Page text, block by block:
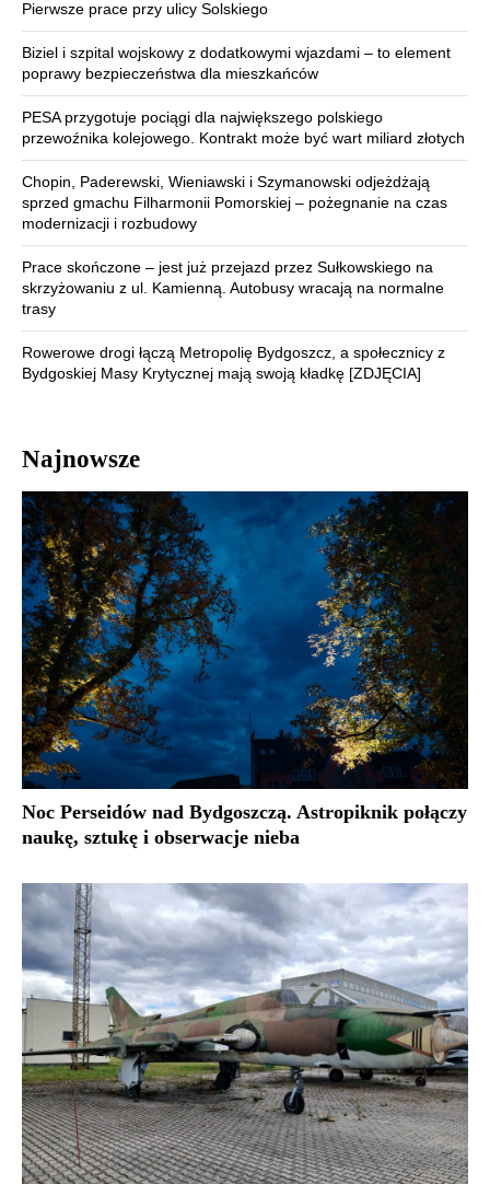
Pierwsze prace przy ulicy Solskiego
Biziel i szpital wojskowy z dodatkowymi wjazdami – to element
poprawy bezpieczeństwa dla mieszkańców
PESA przygotuje pociągi dla największego polskiego
przewoźnika kolejowego. Kontrakt może być wart miliard złotych
Chopin, Paderewski, Wieniawski i Szymanowski odjeżdżają
sprzed gmachu Filharmonii Pomorskiej – pożegnanie na czas
modernizacji i rozbudowy
Prace skończone – jest już przejazd przez Sułkowskiego na
skrzyżowaniu z ul. Kamienną. Autobusy wracają na normalne
trasy
Rowerowe drogi łączą Metropolię Bydgoszcz, a społecznicy z
Bydgoskiej Masy Krytycznej mają swoją kładkę [ZDJĘCIA]
Najnowsze
Noc Perseidów nad Bydgoszczą. Astropiknik połączy
naukę, sztukę i obserwacje nieba